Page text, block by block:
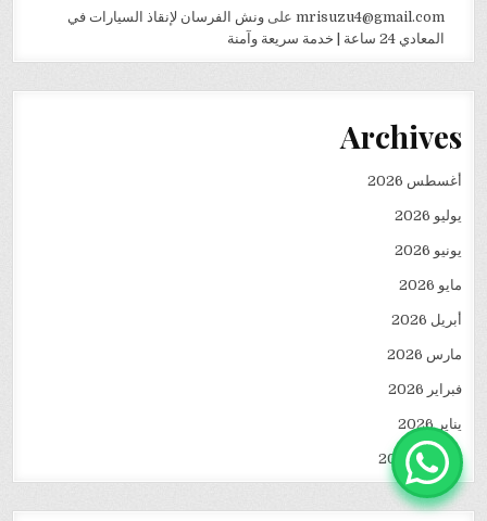
mrisuzu4@gmail.comعلى ونش الفرسان لإنقاذ السيارات في
المعادي 24 ساعة | خدمة سريعة وآمنة
Archives
أغسطس 2026
يوليو 2026
يونيو 2026
مايو 2026
أبريل 2026
مارس 2026
فبراير 2026
يناير 2026
ديسمبر 2025